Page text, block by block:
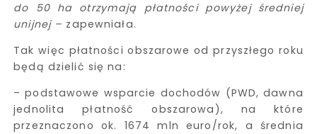
do 50 ha otrzymają płatności powyżej średniej
unijnej – zapewniała.
Tak więc płatności obszarowe od przyszłego roku
będą dzielić się na:
– podstawowe wsparcie dochodów (PWD, dawna
jednolita płatność obszarowa), na które
przeznaczono ok. 1674 mln euro/rok, a średnia